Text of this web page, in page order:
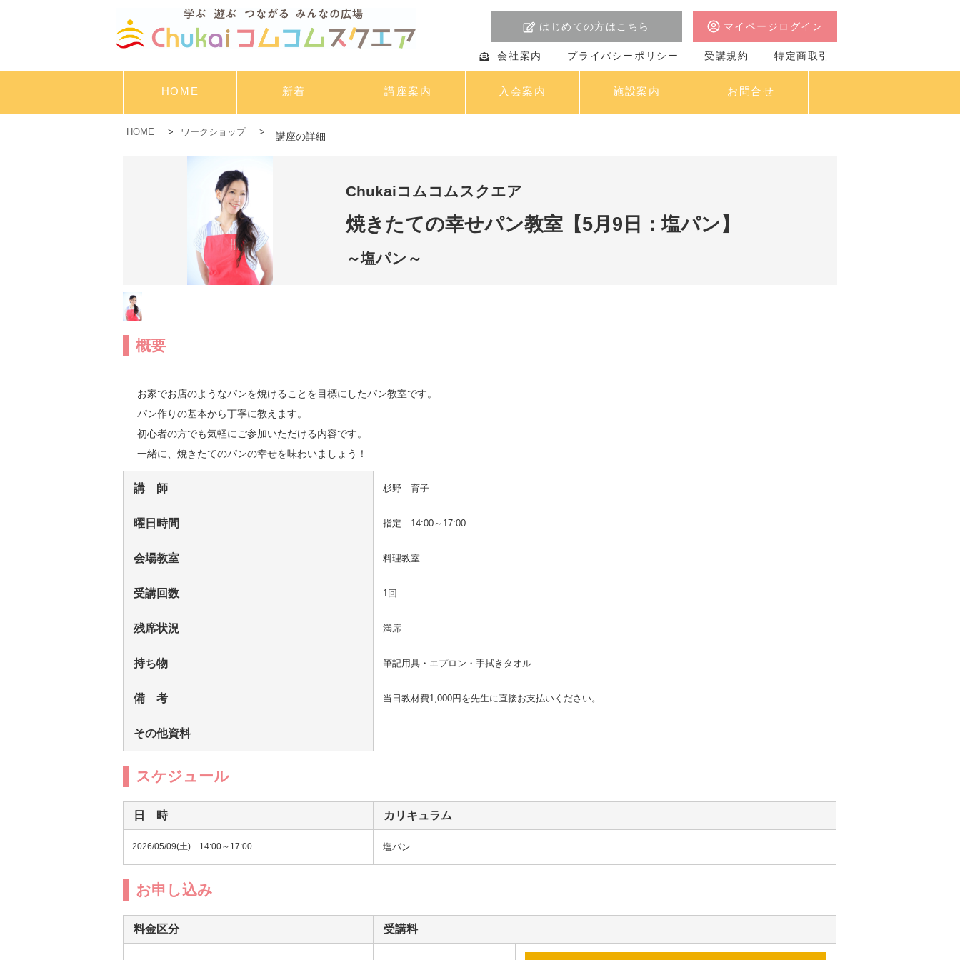
マイページログイン
はじめての方はこちら
会社案内 プライバシーポリシー 受講規約 特定商取引
HOME 新着 講座案内 入会案内 施設案内 お問合せ
HOME > ワークショップ > 講座の詳細
Chukaiコムコムスクエア
焼きたての幸せパン教室【5月9日：塩パン】
～塩パン～
概要
お家でお店のようなパンを焼けることを目標にしたパン教室です。
パン作りの基本から丁寧に教えます。
初心者の方でも気軽にご参加いただける内容です。
一緒に、焼きたてのパンの幸せを味わいましょう！
講 師 杉野　育子
曜日時間 指定 14:00～17:00
会場教室 料理教室
受講回数 1回
残席状況 満席
持ち物 筆記用具・エプロン・手拭きタオル
備 考 当日教材費1,000円を先生に直接お支払いください。
その他資料
スケジュール
日 時 カリキュラム
2026/05/09(土) 14:00～17:00 塩パン
お申し込み
料金区分 受講料